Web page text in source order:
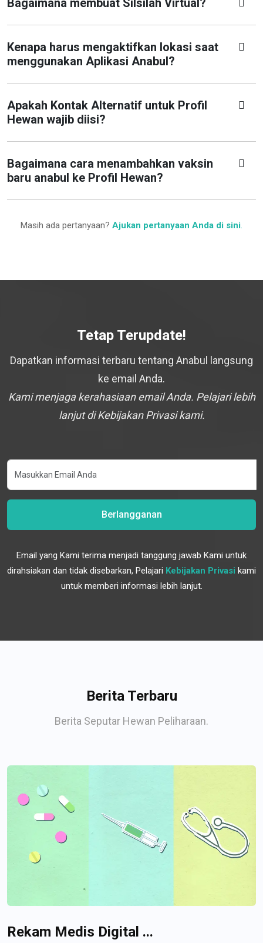
Bagaimana membuat Silsilah Virtual?
Kenapa harus mengaktifkan lokasi saat
menggunakan Aplikasi Anabul?
Apakah Kontak Alternatif untuk Profil
Hewan wajib diisi?
Bagaimana cara menambahkan vaksin
baru anabul ke Profil Hewan?
Masih ada pertanyaan? Ajukan pertanyaan Anda di sini.
Tetap Terupdate!
Dapatkan informasi terbaru tentang Anabul langsung
ke email Anda.
Kami menjaga kerahasiaan email Anda. Pelajari lebih
lanjut di Kebijakan Privasi kami.
Berlangganan
Email yang Kami terima menjadi tanggung jawab Kami untuk
dirahsiakan dan tidak disebarkan, Pelajari Kebijakan Privasi kami
untuk memberi informasi lebih lanjut.
Berita Terbaru
Berita Seputar Hewan Peliharaan.
Rekam Medis Digital ...